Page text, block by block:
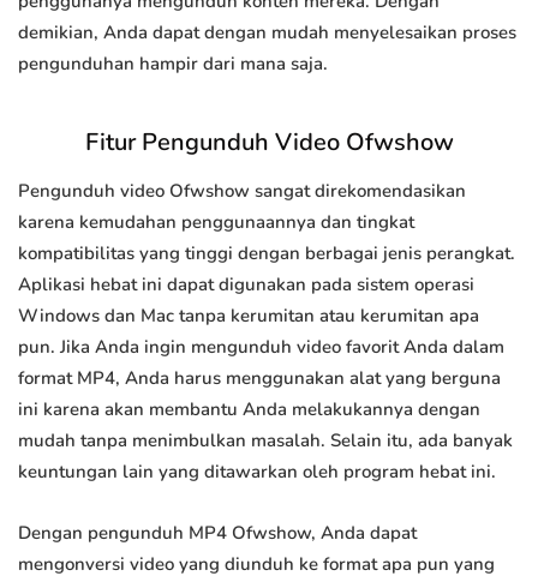
demikian, Anda dapat dengan mudah menyelesaikan proses
pengunduhan hampir dari mana saja.
Fitur Pengunduh Video Ofwshow
Pengunduh video Ofwshow sangat direkomendasikan
karena kemudahan penggunaannya dan tingkat
kompatibilitas yang tinggi dengan berbagai jenis perangkat.
Aplikasi hebat ini dapat digunakan pada sistem operasi
Windows dan Mac tanpa kerumitan atau kerumitan apa
pun. Jika Anda ingin mengunduh video favorit Anda dalam
format MP4, Anda harus menggunakan alat yang berguna
ini karena akan membantu Anda melakukannya dengan
mudah tanpa menimbulkan masalah. Selain itu, ada banyak
keuntungan lain yang ditawarkan oleh program hebat ini.
Dengan pengunduh MP4 Ofwshow, Anda dapat
mengonversi video yang diunduh ke format apa pun yang